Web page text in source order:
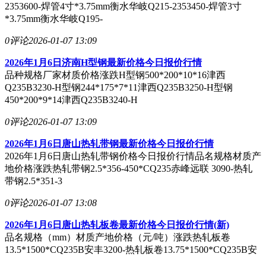
2353600-焊管4寸*3.75mm衡水华岐Q215-2353450-焊管3寸
*3.75mm衡水华岐Q195-
0评论2026-01-07 13:09
2026年1月6日济南H型钢最新价格今日报价行情
品种规格厂家材质价格涨跌H型钢500*200*10*16津西
Q235B3230-H型钢244*175*7*11津西Q235B3250-H型钢
450*200*9*14津西Q235B3240-H
0评论2026-01-07 13:09
2026年1月6日唐山热轧带钢最新价格今日报价行情
2026年1月6日唐山热轧带钢价格今日报价行情品名规格材质产
地价格涨跌热轧带钢2.5*356-450*CQ235赤峰远联 3090-热轧
带钢2.5*351-3
0评论2026-01-07 13:08
2026年1月6日唐山热轧板卷最新价格今日报价行情(新)
品名规格（mm）材质产地价格（元/吨）涨跌热轧板卷
13.5*1500*CQ235B安丰3200-热轧板卷13.75*1500*CQ235B安